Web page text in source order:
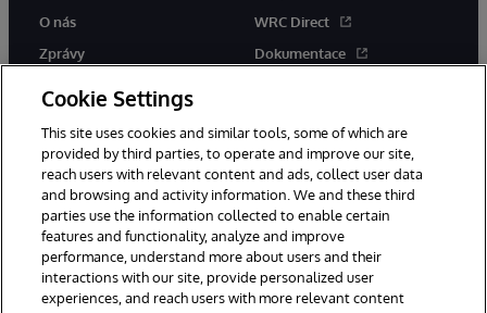
O nás
Zprávy
WRC Direct
Dokumentace
© 1996-2026 InterSystems Corporation, Boston, MA. Všechna práva
vyhrazena.
Oznámení/podmínky a pravidla
Cookie Settings
This site uses cookies and similar tools, some of which are
provided by third parties, to operate and improve our site,
reach users with relevant content and ads, collect user data
and browsing and activity information. We and these third
parties use the information collected to enable certain
features and functionality, analyze and improve
performance, understand more about users and their
interactions with our site, provide personalized user
experiences, and reach users with more relevant content